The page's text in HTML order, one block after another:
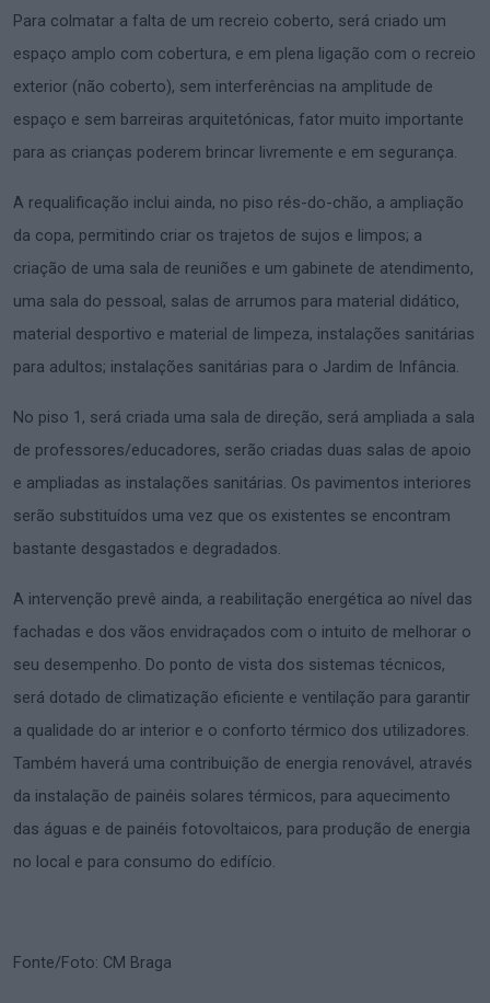
Para colmatar a falta de um recreio coberto, será criado um
espaço amplo com cobertura, e em plena ligação com o recreio
exterior (não coberto), sem interferências na amplitude de
espaço e sem barreiras arquitetónicas, fator muito importante
para as crianças poderem brincar livremente e em segurança.
A requalificação inclui ainda, no piso rés-do-chão, a ampliação
da copa, permitindo criar os trajetos de sujos e limpos; a
criação de uma sala de reuniões e um gabinete de atendimento,
uma sala do pessoal, salas de arrumos para material didático,
material desportivo e material de limpeza, instalações sanitárias
para adultos; instalações sanitárias para o Jardim de Infância.
No piso 1, será criada uma sala de direção, será ampliada a sala
de professores/educadores, serão criadas duas salas de apoio
e ampliadas as instalações sanitárias. Os pavimentos interiores
serão substituídos uma vez que os existentes se encontram
bastante desgastados e degradados.
A intervenção prevê ainda, a reabilitação energética ao nível das
fachadas e dos vãos envidraçados com o intuito de melhorar o
seu desempenho. Do ponto de vista dos sistemas técnicos,
será dotado de climatização eficiente e ventilação para garantir
a qualidade do ar interior e o conforto térmico dos utilizadores.
Também haverá uma contribuição de energia renovável, através
da instalação de painéis solares térmicos, para aquecimento
das águas e de painéis fotovoltaicos, para produção de energia
no local e para consumo do edifício.
Fonte/Foto: CM Braga